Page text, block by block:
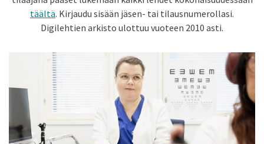
täältä. Kirjaudu sisään jäsen- tai tilausnumerollasi.
Digilehtien arkisto ulottuu vuoteen 2010 asti.